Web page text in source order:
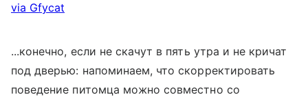
via Gfycat
...конечно, если не скачут в пять утра и не кричат
под дверью: напоминаем, что скорректировать
поведение питомца можно совместно со